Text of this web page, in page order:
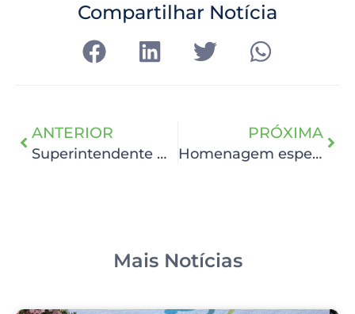
Compartilhar Notícia
ANTERIOR
Superintendente Geral do HCP é nomeado conselheiro da Fehosp
PRÓXIMA
Homenagem especial para a Rede Feminina no Dia do Voluntariado
Mais Notícias